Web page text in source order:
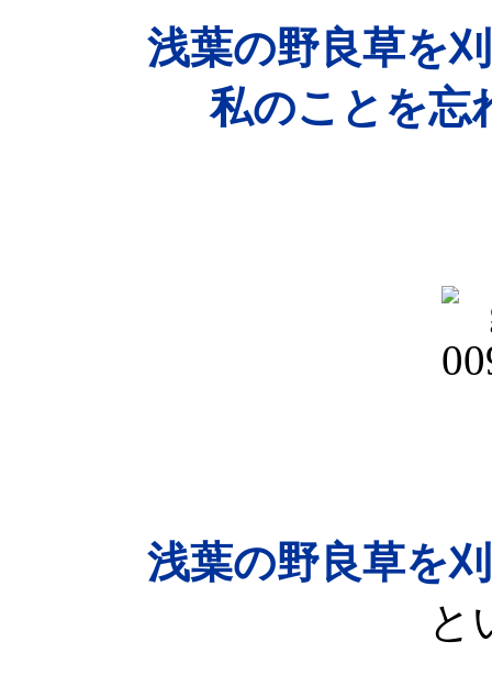
浅葉の野良草を
私のことを忘
浅葉の野良草を
と